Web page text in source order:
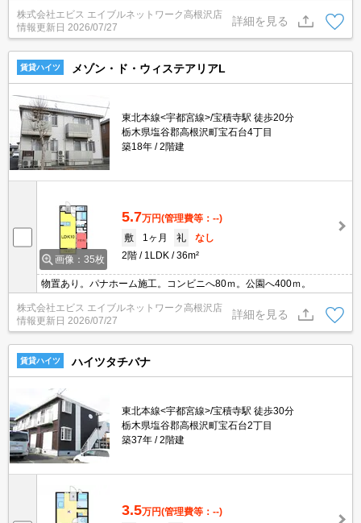
株式会社エビス エイブルネットワーク高根沢店
情報更新日 2026/07/27
詳細を見る
賃貸ハイツ メゾン・ド・ウィステアリアL
東北本線<宇都宮線>/宝積寺駅 徒歩20分
栃木県塩谷郡高根沢町宝石台4丁目
築18年
2階建
画像：35枚
5.7万円(管理費等：--)
敷
1ヶ月 礼
なし
2階
1LDK 36m²
物置あり。パナホーム施工。コンビニへ80ｍ。公園へ400ｍ。
株式会社エビス エイブルネットワーク高根沢店
情報更新日 2026/07/27
詳細を見る
賃貸ハイツ ハイツタチバナ
東北本線<宇都宮線>/宝積寺駅 徒歩30分
栃木県塩谷郡高根沢町宝石台2丁目
築37年
2階建
3.5万円(管理費等：--)